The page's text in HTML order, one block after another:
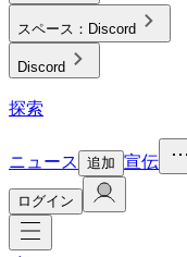
スペース： Discord
Discord
探索
ニュース 追加 宣伝
ログイン